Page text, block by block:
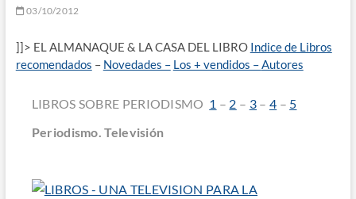
ú
03/10/2012
]]> EL ALMANAQUE & LA CASA DEL LIBRO Indice de Libros
recomendados – Novedades – Los + vendidos –Autores
LIBROS SOBRE PERIODISMO 1 – 2 – 3 – 4 – 5
Periodismo. Televisión